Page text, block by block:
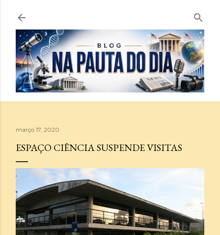
Pular para o conteúdo principal
março 17, 2020
ESPAÇO CIÊNCIA SUSPENDE VISITAS